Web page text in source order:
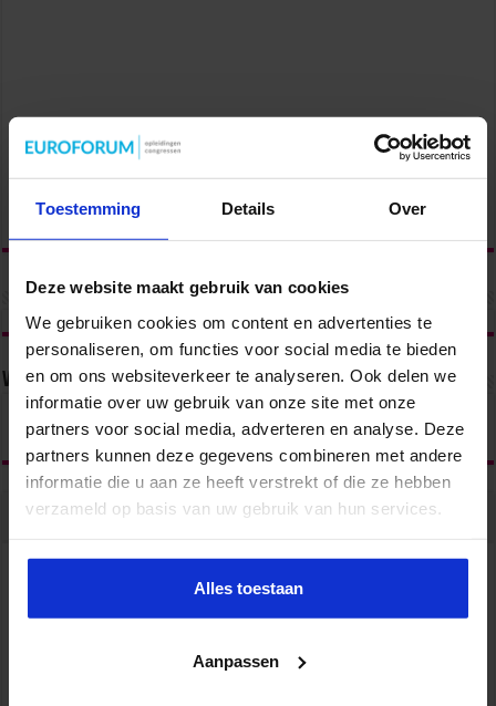
Toestemming Details Over
Deze website maakt gebruik van cookies
We gebruiken cookies om content en advertenties te
personaliseren, om functies voor social media te bieden
en om ons websiteverkeer te analyseren. Ook delen we
informatie over uw gebruik van onze site met onze
partners voor social media, adverteren en analyse. Deze
partners kunnen deze gegevens combineren met andere
informatie die u aan ze heeft verstrekt of die ze hebben
verzameld op basis van uw gebruik van hun services.
Alles toestaan
Aanpassen
Volg ons via
juni 23, 2022 96,558
Wat verdient een secretaresse?